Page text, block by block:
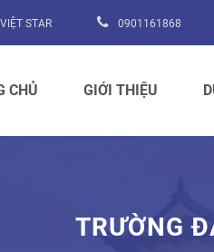
STAR 0901161868
CHỦ GIỚI THIỆU
TRƯỜNG